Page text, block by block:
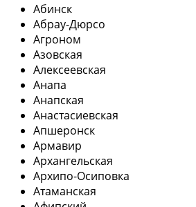
Абинск
Абрау-Дюрсо
Агроном
Азовская
Алексеевская
Анапа
Анапская
Анастасиевская
Апшеронск
Армавир
Архангельская
Архипо-Осиповка
Атаманская